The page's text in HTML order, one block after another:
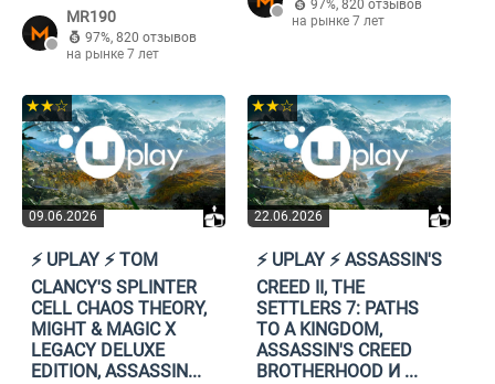
MR190
97%, 820 отзывов
на рынке 7 лет
97%, 820 отзывов
на рынке 7 лет
09.06.2026
★★☆
⚡️ UPLAY ⚡️ TOM
CLANCY'S SPLINTER
CELL CHAOS THEORY,
MIGHT & MAGIC X
LEGACY DELUXE
EDITION, ASSASSIN...
22.06.2026
★★☆
⚡️ UPLAY ⚡️ ASSASSIN'S
CREED II, THE
SETTLERS 7: PATHS
TO A KINGDOM,
ASSASSIN'S CREED
BROTHERHOOD И ...